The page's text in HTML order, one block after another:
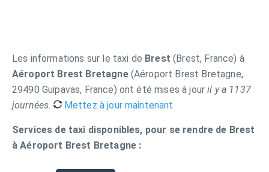
Les informations sur le taxi de Brest (Brest, France) à
Aéroport Brest Bretagne(Aéroport Brest Bretagne,
29490 Guipavas, France) ont été mises à jouril y a 1137
journées. Mettez à jour maintenant
Services de taxi disponibles, pour se rendre de Brest
à Aéroport Brest Bretagne :